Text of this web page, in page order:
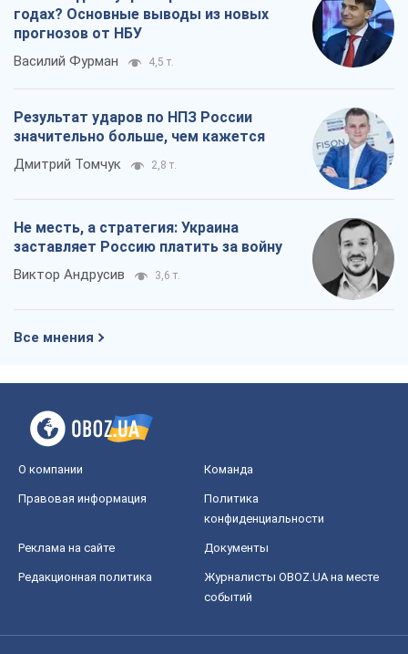
годах? Основные выводы из новых
прогнозов от НБУ
Василий Фурман 4,5 т.
Результат ударов по НПЗ России
значительно больше, чем кажется
Дмитрий Томчук 2,8 т.
Не месть, а стратегия: Украина
заставляет Россию платить за войну
Виктор Андрусив 3,6 т.
Все мнения
О компании Команда
Правовая информация
Политика
конфиденциальности
Реклама на сайте Документы
Редакционная политика
Журналисты OBOZ.UA на месте
событий